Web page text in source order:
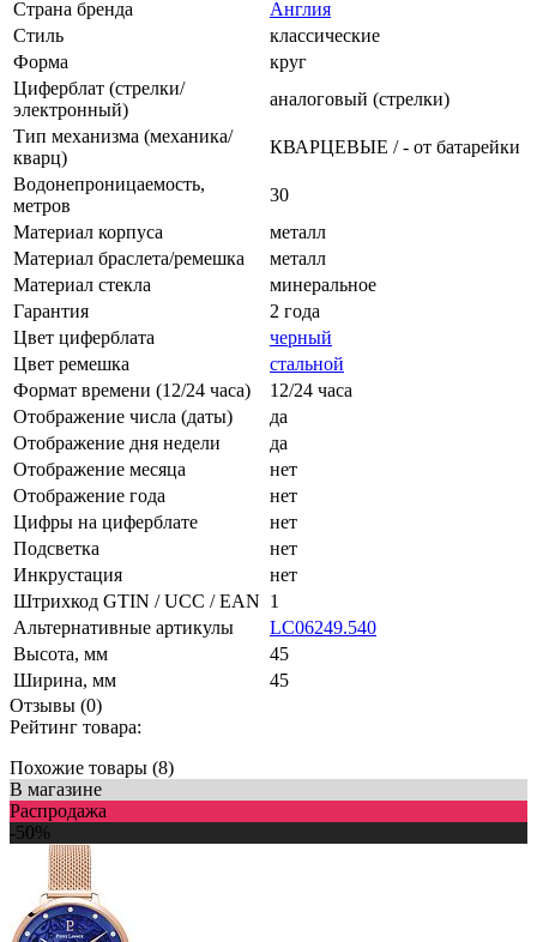
Страна бренда
Англия
Стиль
классические
Форма
круг
Циферблат (стрелки/
электронный)
аналоговый (стрелки)
Тип механизма (механика/
кварц)
КВАРЦЕВЫЕ / - от батарейки
Водонепроницаемость,
метров
30
Материал корпуса
металл
Материал браслета/ремешка
металл
Материал стекла
минеральное
Гарантия
2 года
Цвет циферблата
черный
Цвет ремешка
стальной
Формат времени (12/24 часа)
12/24 часа
Отображение числа (даты)
да
Отображение дня недели
да
Отображение месяца
нет
Отображение года
нет
Цифры на циферблате
нет
Подсветка
нет
Инкрустация
нет
Штрихкод GTIN / UCC / EAN 1
Альтернативные артикулы
LC06249.540
Высота, мм
45
Ширина, мм
45
Отзывы (0)
Рейтинг товара:
Похожие товары (8)
В магазине
Распродажа
-50%